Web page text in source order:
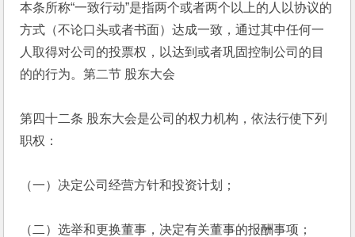
本条所称“一致行动”是指两个或者两个以上的人以协议的
方式（不论口头或者书面）达成一致，通过其中任何一
人取得对公司的投票权，以达到或者巩固控制公司的目
的的行为。第二节 股东大会
第四十二条 股东大会是公司的权力机构，依法行使下列
职权：
（一）决定公司经营方针和投资计划；
（二）选举和更换董事，决定有关董事的报酬事项；